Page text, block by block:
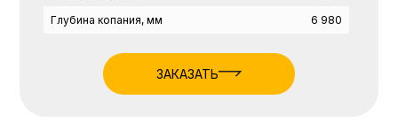
Глубина копания, мм 6 980
ЗАКАЗАТЬ